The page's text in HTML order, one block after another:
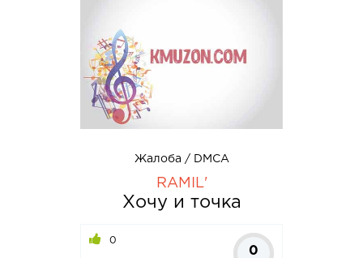
Жалоба / DMCA
RAMIL'
Хочу и точка
0
0